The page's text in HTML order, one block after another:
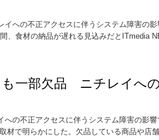
イへの不正アクセスに伴うシステム障害の
、食材の納品が遅れる見込みだとITmedia
も一部欠品 ニチレイへ
への不正アクセスに伴うシステム障害の影
材で明らかにした。欠品している商品や店